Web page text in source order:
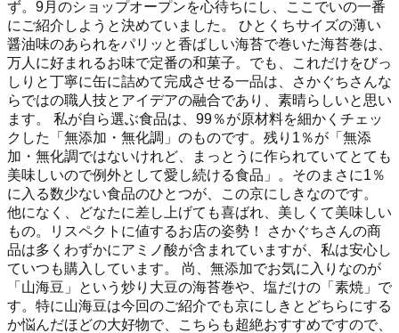
ず。9月のショップオープンを心待ちにし、ここでいの一番
にご紹介しようと決めていました。 ひとくちサイズの薄い
醤油味のあられをパリッと香ばしい海苔で巻いた海苔巻は、
万人に好まれるお味で定番の和菓子。でも、これだけをびっ
しりと丁寧に缶に詰めて完成させる一品は、さかぐちさんな
らではの職人技とアイデアの融合であり、素晴らしいと思い
ます。 私が自ら選ぶ食品は、99％が原材料を細かくチェッ
クした「無添加・無化調」のものです。残り1％が「無添
加・無化調ではないけれど、まっとうに作られていてとても
美味しいので例外として愛し続ける食品」。そのまさに1％
に入る数少ない食品のひとつが、この京にしきなのです。
他になく、どなたに差し上げても喜ばれ、美しくて美味しい
もの。リスペクトに値するお店の姿勢！ さかぐちさんの商
品は多くわずかにアミノ酸が含まれていますが、私は安心し
ていつも購入しています。 尚、無添加でお気に入りなのが
「山海豆」という炒り大豆の海苔巻や、塩だけの「素焼」で
す。特に山海豆は今回のご紹介でも京にしきとどちらにする
か悩んだほどの大好物で、こちらも超絶おすすめですので、